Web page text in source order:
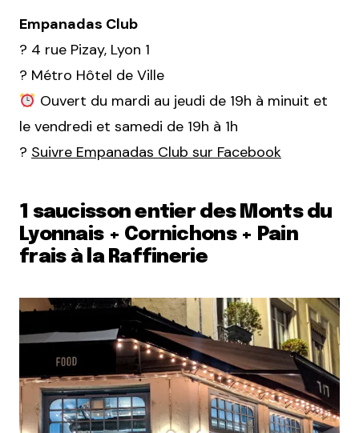
Empanadas Club
? 4 rue Pizay, Lyon 1
? Métro Hôtel de Ville
Ouvert du mardi au jeudi de 19h à minuit et
le vendredi et samedi de 19h à 1h
? Suivre Empanadas Club sur Facebook
1 saucisson entier des Monts du
Lyonnais + Cornichons + Pain
frais à la Raffinerie